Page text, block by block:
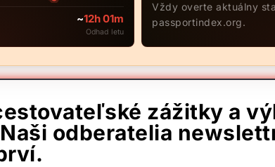
~12h 01m
Odhad letu
Vždy overte aktuálny
passportindex.org.
zážitky a
odberatelia